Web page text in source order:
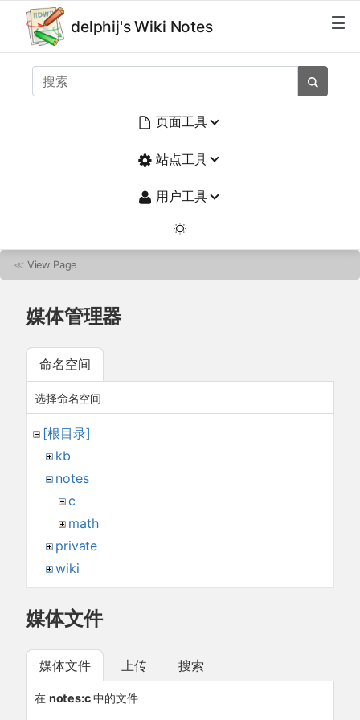
delphij's Wiki Notes
页面工具
站点工具
用户工具
≪ View Page
媒体管理器
命名空间
选择命名空间
[根目录]
kb
notes
c
math
private
wiki
媒体文件
媒体文件 上传 搜索
在 notes:c中的文件